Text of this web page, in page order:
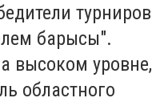
турниров
барысы".
высоком уровне,
областного